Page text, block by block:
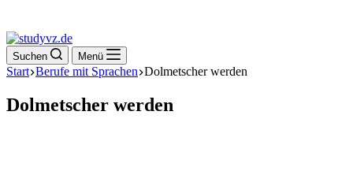
Suchen Menü
Start Berufe mit Sprachen Dolmetscher werden
Dolmetscher werden